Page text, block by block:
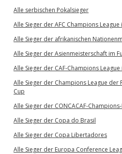
Alle serbischen Pokalsieger
Alle Sieger der AFC Champions League
Alle Sieger der afrikanischen
Alle Sieger der Asienmeisterschaft im
Alle Sieger der CAF-Champions League
Alle Sieger der Champions League der
Cup
Alle Sieger der CONCACAF-
Alle Sieger der Copa do Brasil
Alle Sieger der Copa Libertadores
Alle Sieger der Europa Conference